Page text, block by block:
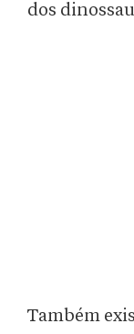
dos
Também